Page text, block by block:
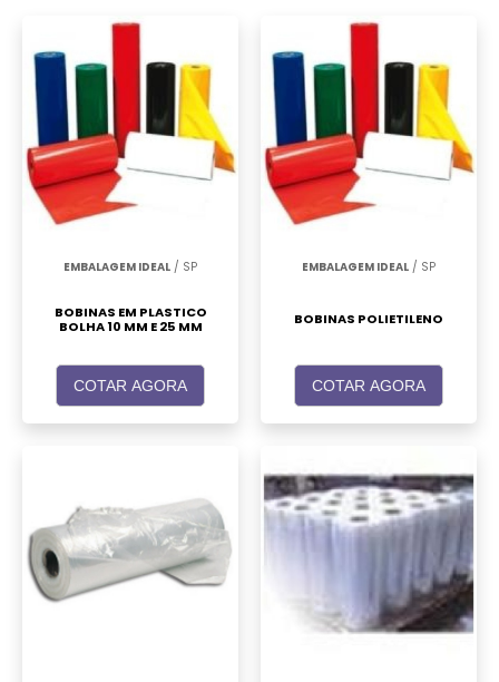
EMBALAGEM IDEAL / SP
BOBINAS EM PLASTICO
BOLHA 10 MM E 25 MM
COTAR AGORA
EMBALAGEM IDEAL / SP
BOBINAS POLIETILENO
COTAR AGORA